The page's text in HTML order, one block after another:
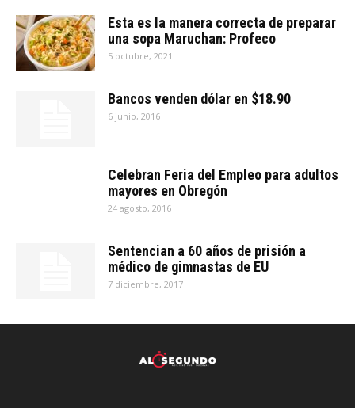
Esta es la manera correcta de preparar
una sopa Maruchan: Profeco
5 octubre, 2021
Bancos venden dólar en $18.90
6 junio, 2016
Celebran Feria del Empleo para adultos
mayores en Obregón
24 agosto, 2016
Sentencian a 60 años de prisión a
médico de gimnastas de EU
7 diciembre, 2017